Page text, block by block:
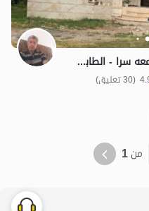
منزل مفروش في تازه آباد تنيان، صومعه سرا - الطابق الأول
(30 تعليق)
من1